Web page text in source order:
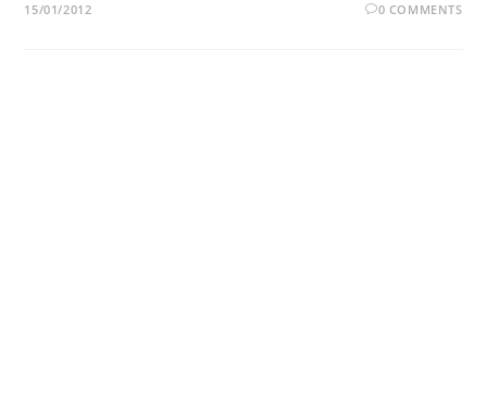
0 COMMENTS
15/01/2012